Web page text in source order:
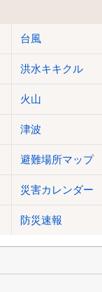
台風
洪水キキクル
火山
津波
避難場所マップ
災害カレンダー
防災速報